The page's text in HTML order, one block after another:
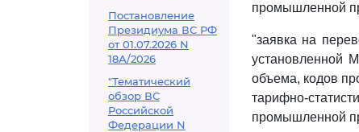
Постановление
Президиума ВС РФ
от 01.07.2026 N
18А/2026
"Тематический
обзор ВС
Российской
Федерации N
промышленной
"заявка на
установленной
объема, кодов
тарифно-
промышленной